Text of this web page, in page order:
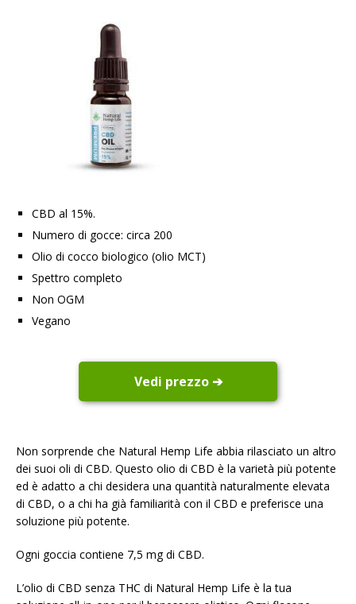
CBD al 15%.
Numero di gocce: circa 200
Olio di cocco biologico (olio MCT)
Spettro completo
Non OGM
Vegano
Vedi prezzo ➔
Non sorprende che Natural Hemp Life abbia rilasciato un altro
dei suoi oli di CBD. Questo olio di CBD è la varietà più potente
ed è adatto a chi desidera una quantità naturalmente elevata
di CBD, o a chi ha già familiarità con il CBD e preferisce una
soluzione più potente.
Ogni goccia contiene 7,5 mg di CBD.
L’olio di CBD senza THC di Natural Hemp Life è la tua